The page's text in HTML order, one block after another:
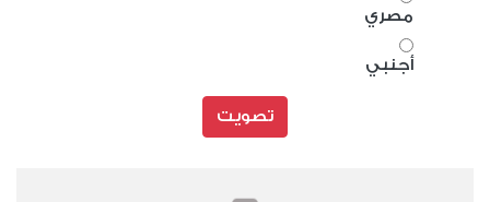
مصري
أجنبي
تصويت